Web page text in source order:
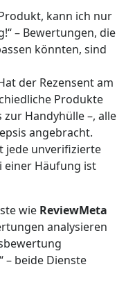
kann ich nur
– Bewertungen, die
könnten, sind
der Rezensent am
Produkte
Handyhülle –, alle
angebracht.
jede unverifizierte
einer Häufung ist
wie ReviewMeta
analysieren
– beide Dienste